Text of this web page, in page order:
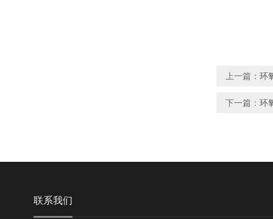
上一篇： 环
下一篇： 环
联系我们